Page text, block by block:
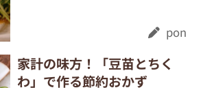
pon
家計の味方！「豆苗とちく
わ」で作る節約おかず